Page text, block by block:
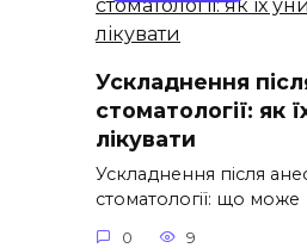
Ускладнення
стоматології: як
лікувати
Ускладнення після
стоматології: що може
0 9